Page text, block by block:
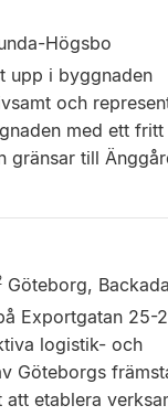
Högsbo
upp i byggnaden
och
med ett
gränsar till
Göteborg,
Exportgatan 25-
logistik- och
Göteborgs
etablera